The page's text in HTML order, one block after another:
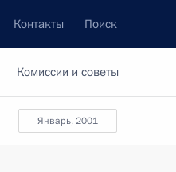
Контакты Поиск
Комиссии и советы
январь, 2001